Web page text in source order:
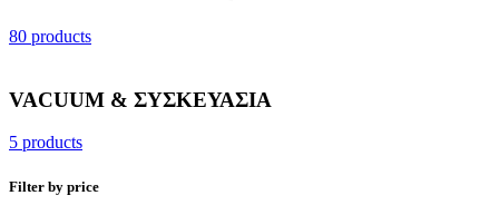
80 products
VACUUM & ΣΥΣΚΕΥΑΣΙΑ
5 products
Filter by price